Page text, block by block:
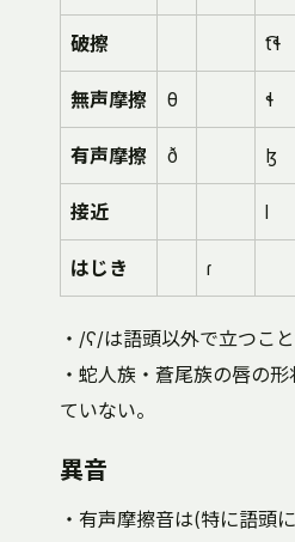
破擦 t͡ɬ
無声摩擦 θ ɬ
有声摩擦 ð ɮ
接近 l
はじき ɾ
・/ʕ/は語頭以外で立つこ
・蛇人族・蒼尾族の唇の
ていない。
異音
・有声摩擦音は(特に語頭